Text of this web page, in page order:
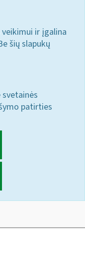
ir įgalina
šių slapukų
patirties